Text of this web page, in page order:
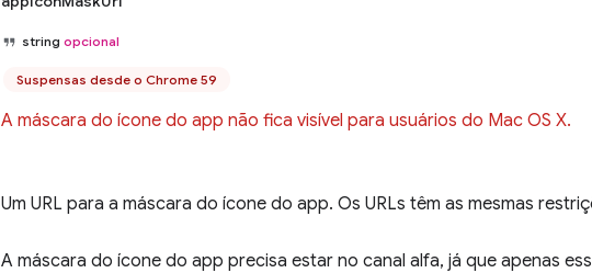
string opcional
Suspensas desde o Chrome 59
A máscara do ícone do app não fica visível para usuários do Mac OS X.
Um URL para a máscara do ícone do app. Os URLs têm as mesmas
A máscara do ícone do app precisa estar no canal alfa, já que apenas